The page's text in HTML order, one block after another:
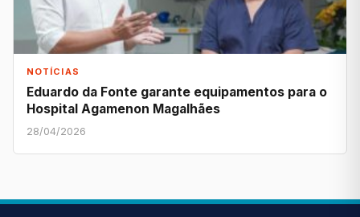
NOTÍCIAS
Eduardo da Fonte garante equipamentos para o
Hospital Agamenon Magalhães
28/04/2026